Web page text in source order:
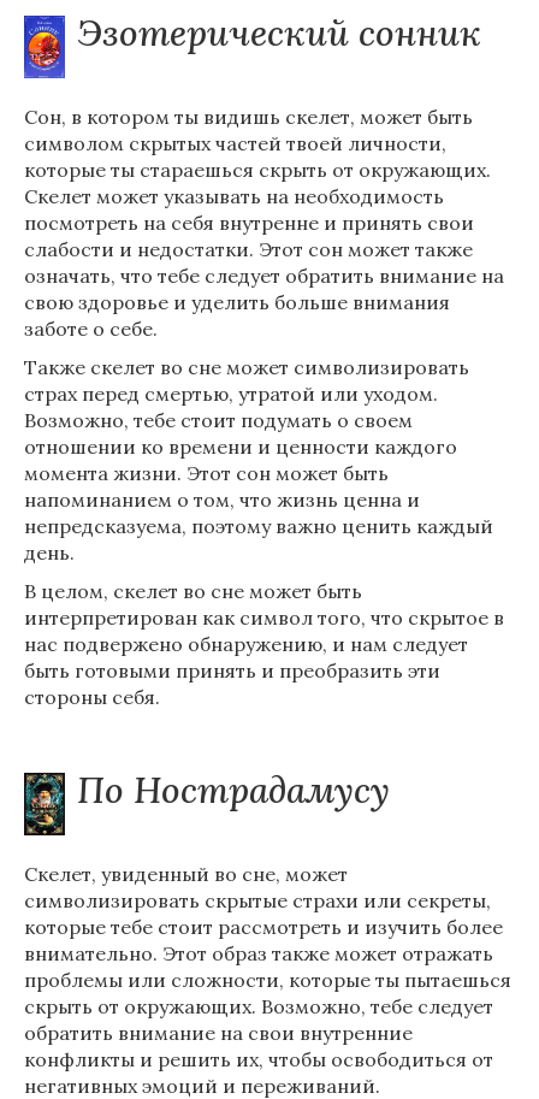
Эзотерический сонник
Сон, в котором ты видишь скелет, может быть
символом скрытых частей твоей личности,
которые ты стараешься скрыть от окружающих.
Скелет может указывать на необходимость
посмотреть на себя внутренне и принять свои
слабости и недостатки. Этот сон может также
означать, что тебе следует обратить внимание на
свою здоровье и уделить больше внимания
заботе о себе.
Также скелет во сне может символизировать
страх перед смертью, утратой или уходом.
Возможно, тебе стоит подумать о своем
отношении ко времени и ценности каждого
момента жизни. Этот сон может быть
напоминанием о том, что жизнь ценна и
непредсказуема, поэтому важно ценить каждый
день.
В целом, скелет во сне может быть
интерпретирован как символ того, что скрытое в
нас подвержено обнаружению, и нам следует
быть готовыми принять и преобразить эти
стороны себя.
По Нострадамусу
Скелет, увиденный во сне, может
символизировать скрытые страхи или секреты,
которые тебе стоит рассмотреть и изучить более
внимательно. Этот образ также может отражать
проблемы или сложности, которые ты пытаешься
скрыть от окружающих. Возможно, тебе следует
обратить внимание на свои внутренние
конфликты и решить их, чтобы освободиться от
негативных эмоций и переживаний.